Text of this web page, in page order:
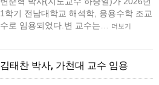
1학기 전남대학교 해석학, 응용수학 조교
수로 임용되었다.변 교수는…
더보기
김태찬 박사, 가천대 교수 임용